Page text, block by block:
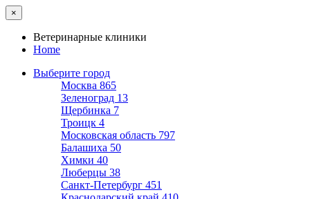
×
Ветеринарные клиники
Home
Выберите город
Москва 865
Зеленоград 13
Щербинка 7
Троицк 4
Московская область 797
Балашиха 50
Химки 40
Люберцы 38
Санкт-Петербург 451